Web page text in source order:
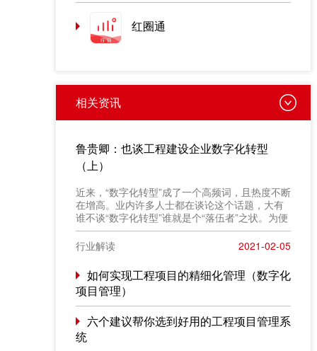
红圈通
相关资讯
鲁贵卿：也谈工程建设企业数字化转型
（上）
近来，“数字化转型”成了一个高频词，且热度不断
在增高。业内许多人士都在谈论这个话题，大有
谁不谈“数字化转型”谁就是个“落伍者”之状。为便
于在相同语境下讨论问题，今天我也凑个热闹，
以“数字化转型”为题，谈一点粗浅认识，就教于同
行。
行业解读 2021-02-05
如何实现工程项目的精细化管理（数字化
项目管理）
六个建议帮你选到好用的工程项目管理系
统